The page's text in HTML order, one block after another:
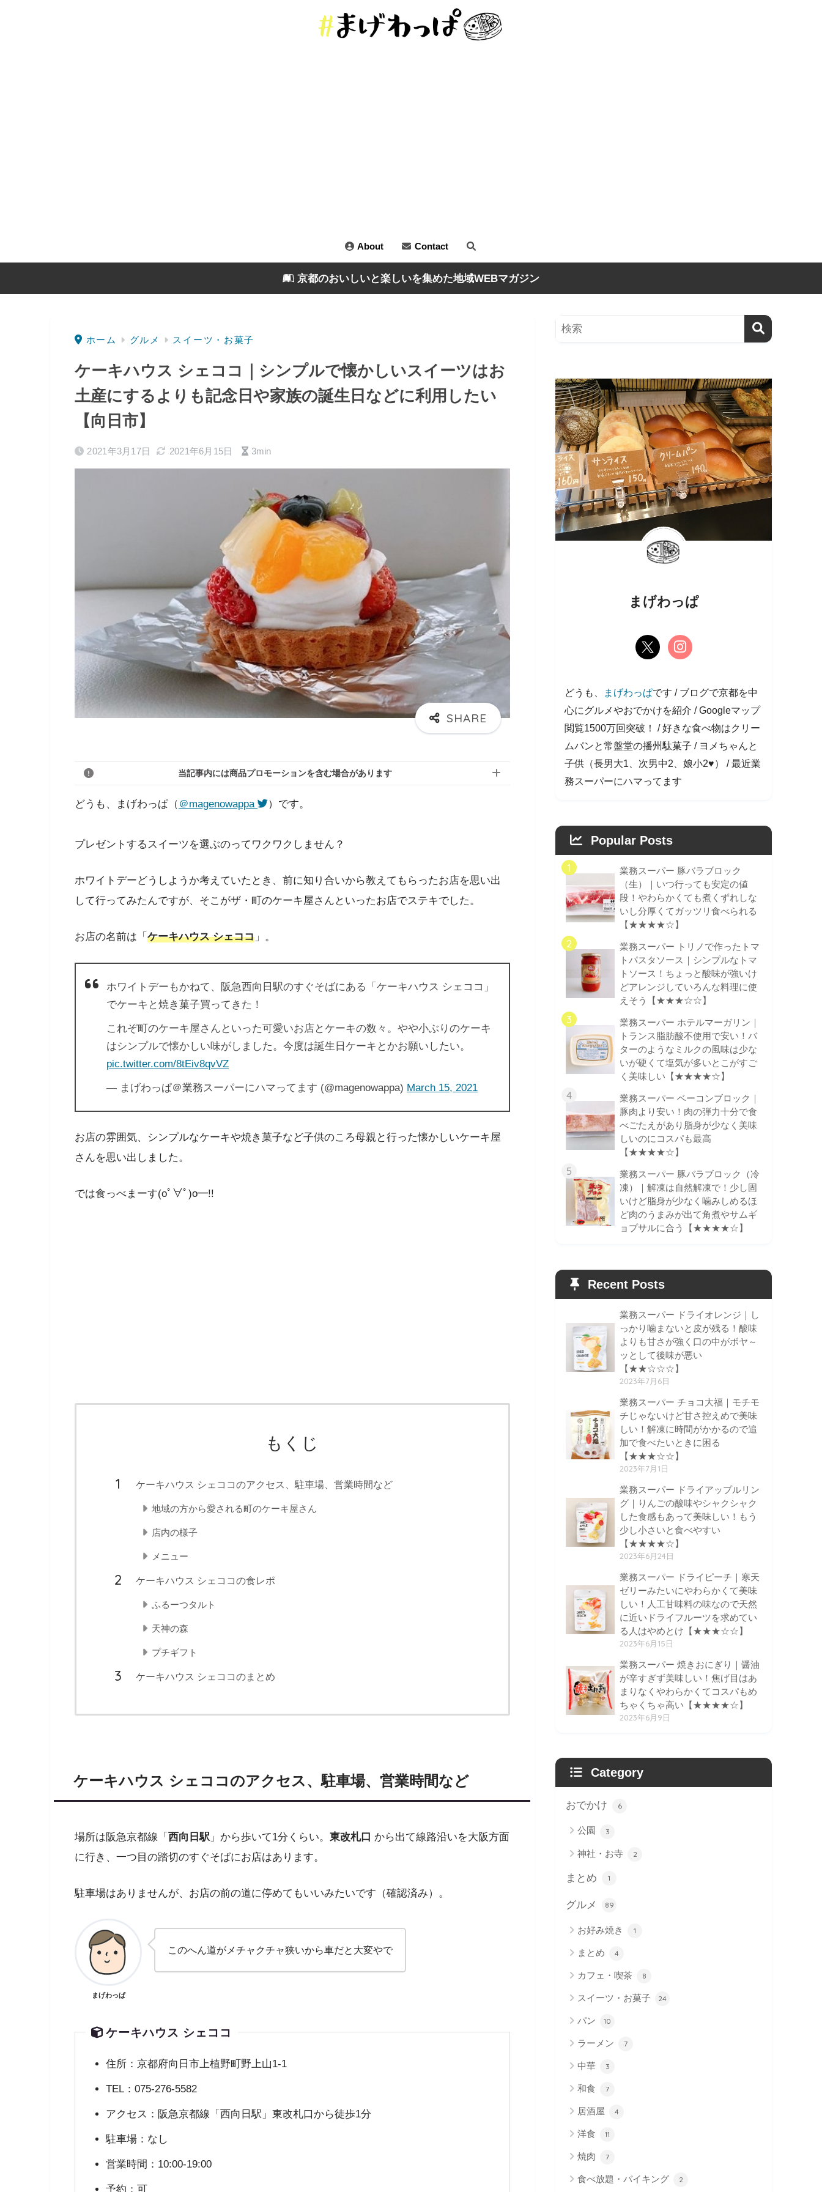
About Contact
京都のおいしいと楽しいを集めた地域WEBマガジン
ホーム グルメ スイーツ・お菓子
ケーキハウス シェココ｜シンプルで懐かしいスイーツはお
土産にするよりも記念日や家族の誕生日などに利用したい
【向日市】
2021年3月17日 2021年6月15日 3min
当記事内には商品プロモーションを含む場合があります
どうも、まげわっぱ（ ＠magenowappa ）です。
プレゼントするスイーツを選ぶのってワクワクしません？
ホワイトデーどうしようか考えていたとき、前に知り合いから教えてもらったお店を思い出
して行ってみたんですが、そこがザ・町のケーキ屋さんといったお店でステキでした。
お店の名前は「 ケーキハウス シェココ 」。
ホワイトデーもかねて、阪急西向日駅のすぐそばにある「ケーキハウス シェココ」
でケーキと焼き菓子買ってきた！
これぞ町のケーキ屋さんといった可愛いお店とケーキの数々。やや小ぶりのケーキ
はシンプルで懐かしい味がしました。今度は誕生日ケーキとかお願いしたい。
pic.twitter.com/8tEiv8qvVZ
— まげわっぱ＠業務スーパーにハマってます (@magenowappa) March 15, 2021
お店の雰囲気、シンプルなケーキや焼き菓子など子供のころ母親と行った懐かしいケーキ屋
さんを思い出しました。
では食っべまーす(oﾟ∀ﾟ)o━!!
もくじ
ケーキハウス シェココのアクセス、駐車場、営業時間など
地域の方から愛される町のケーキ屋さん
店内の様子
メニュー
ケーキハウス シェココの食レポ
ふるーつタルト
天神の森
プチギフト
ケーキハウス シェココのまとめ
ケーキハウス シェココのアクセス、駐車場、営業時間など
場所は阪急京都線「 西向日駅 」から歩いて1分くらい。 東改札口 から出て線路沿いを大阪方面
に行き、一つ目の踏切のすぐそばにお店はあります。
駐車場はありませんが、お店の前の道に停めてもいいみたいです（確認済み）。
まげわっぱ
このへん道がメチャクチャ狭いから車だと大変やで
ケーキハウス シェココ
住所：京都府向日市上植野町野上山1-1
TEL：075-276-5582
アクセス：阪急京都線「西向日駅」東改札口から徒歩1分
駐車場：なし
営業時間：10:00-19:00
予約：可
まげわっぱ
どうも、 まげわっぱです / ブログで京都を中
心にグルメやおでかけを紹介 / Googleマップ
閲覧1500万回突破！ / 好きな食べ物はクリー
ムパンと常盤堂の播州駄菓子 / ヨメちゃんと
子供（長男大1、次男中2、娘小2♥） / 最近業
務スーパーにハマってます
Popular Posts
1
業務スーパー 豚バラブロック
（生）｜いつ行っても安定の値
段！やわらかくても煮くずれしな
いし分厚くてガッツリ食べられる
【★★★★☆】
2
業務スーパー トリノで作ったトマ
トパスタソース｜シンプルなトマ
トソース！ちょっと酸味が強いけ
どアレンジしていろんな料理に使
えそう【★★★☆☆】
3
業務スーパー ホテルマーガリン｜
トランス脂肪酸不使用で安い！バ
ターのようなミルクの風味は少な
いが硬くて塩気が多いとこがすご
く美味しい【★★★★☆】
4
業務スーパー ベーコンブロック｜
豚肉より安い！肉の弾力十分で食
べごたえがあり脂身が少なく美味
しいのにコスパも最高
【★★★★☆】
5
業務スーパー 豚バラブロック（冷
凍）｜解凍は自然解凍で！少し固
いけど脂身が少なく噛みしめるほ
ど肉のうまみが出て角煮やサムギ
ョプサルに合う【★★★★☆】
Recent Posts
業務スーパー ドライオレンジ｜し
っかり噛まないと皮が残る！酸味
よりも甘さが強く口の中がボヤ～
ッとして後味が悪い
【★★☆☆☆】
2023年7月6日
業務スーパー チョコ大福｜モチモ
チじゃないけど甘さ控えめで美味
しい！解凍に時間がかかるので追
加で食べたいときに困る
【★★★☆☆】
2023年7月1日
業務スーパー ドライアップルリン
グ｜りんごの酸味やシャクシャク
した食感もあって美味しい！もう
少し小さいと食べやすい
【★★★★☆】
2023年6月24日
業務スーパー ドライピーチ｜寒天
ゼリーみたいにやわらかくて美味
しい！人工甘味料の味なので天然
に近いドライフルーツを求めてい
る人はやめとけ【★★★☆☆】
2023年6月15日
業務スーパー 焼きおにぎり｜醤油
が辛すぎず美味しい！焦げ目はあ
まりなくやわらかくてコスパもめ
ちゃくちゃ高い【★★★★☆】
2023年6月9日
Category
おでかけ 6
公園 3
神社・お寺 2
まとめ 1
グルメ 89
お好み焼き 1
まとめ 4
カフェ・喫茶 8
スイーツ・お菓子 24
パン 10
ラーメン 7
中華 3
和食 7
居酒屋 4
洋食 11
焼肉 7
食べ放題・バイキング 2